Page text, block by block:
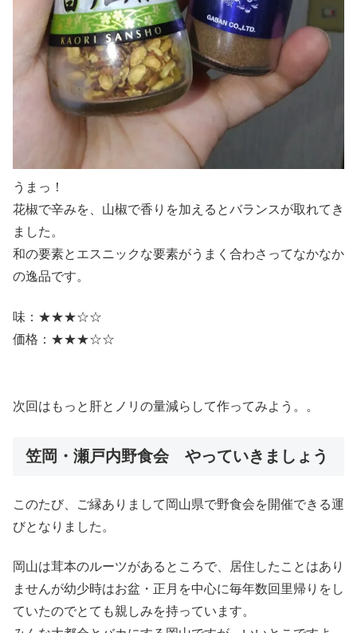
うまっ！
花椒で辛みを、山椒で香りを加えるとバランスが取れてき
ました。
和の要素とエスニックな要素がうまく合わさってなかなか
の逸品です。
味：★★★☆☆
価格：★★★☆☆
次回はもっと肝とノリの量減らして作ってみよう。。
笠岡・瀬戸内野食会 やっていきましょう
このたび、ご縁ありまして岡山県で野食会を開催できる運
びとなりました。
岡山は茸本のルーツがあるところで、居住したことはあり
ませんが幼少時はお盆・正月を中心に毎年数回里帰りをし
ていたのでとても親しみを持っています。